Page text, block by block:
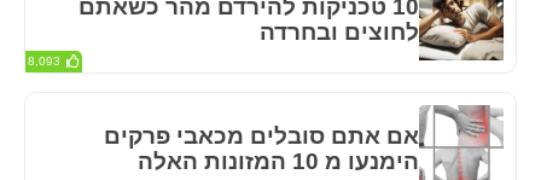
10 טכניקות להירדם מהר כשאתם
לחוצים ובחרדה
8,093
אם אתם סובלים מכאבי פרקים
הימנעו מ 10 המזונות האלה